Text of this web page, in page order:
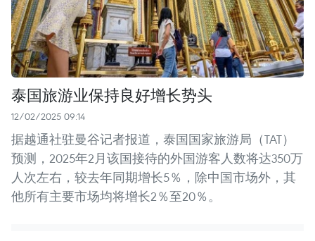
泰国旅游业保持良好增长势头
12/02/2025 09:14
据越通社驻曼谷记者报道，泰国国家旅游局（TAT）
预测，2025年2月该国接待的外国游客人数将达350万
人次左右，较去年同期增长5％，除中国市场外，其
他所有主要市场均将增长2％至20％。